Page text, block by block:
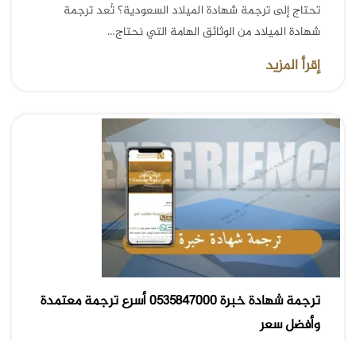
تحتاج إلى ترجمة شهادة الميلاد السعودية؟ تُعد ترجمة
شهادة الميلاد من الوثائق الهامة التي نحتاج…
إقرأ المزيد
ترجمة شهادة خبرة 0535847000 أسرع ترجمة معتمدة
وأفضل سعر